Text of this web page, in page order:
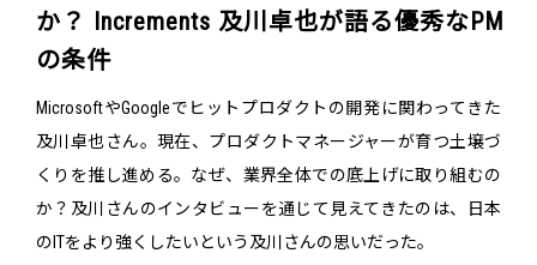
か？ Increments 及川卓也が語る優秀なPM
の条件
MicrosoftやGoogleでヒットプロダクトの開発に関わってきた
及川卓也さん。現在、プロダクトマネージャーが育つ土壌づ
くりを推し進める。なぜ、業界全体での底上げに取り組むの
か？及川さんのインタビューを通じて見えてきたのは、日本
のITをより強くしたいという及川さんの思いだった。